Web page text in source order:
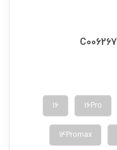
16Pro
16
14Promax